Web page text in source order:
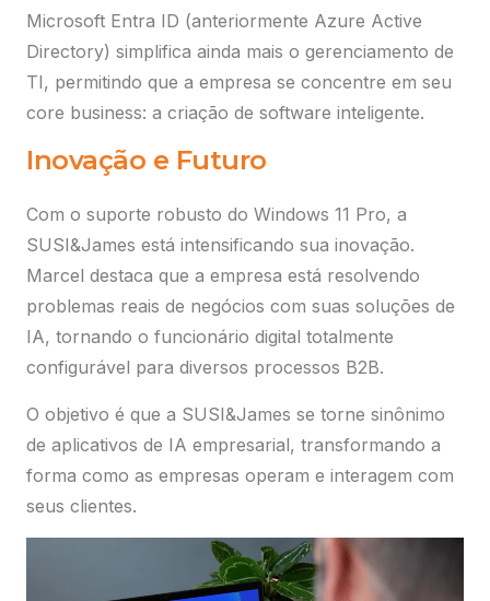
Microsoft Entra ID (anteriormente Azure Active
Directory) simplifica ainda mais o gerenciamento de
TI, permitindo que a empresa se concentre em seu
core business: a criação de software inteligente.
Inovação e Futuro
Com o suporte robusto do Windows 11 Pro, a
SUSI&James está intensificando sua inovação.
Marcel destaca que a empresa está resolvendo
problemas reais de negócios com suas soluções de
IA, tornando o funcionário digital totalmente
configurável para diversos processos B2B.
O objetivo é que a SUSI&James se torne sinônimo
de aplicativos de IA empresarial, transformando a
forma como as empresas operam e interagem com
seus clientes.